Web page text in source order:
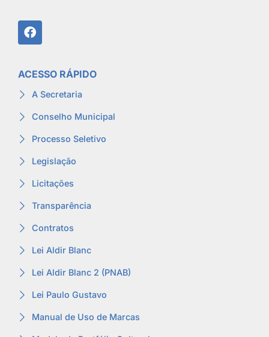
ACESSO RÁPIDO
A Secretaria
Conselho Municipal
Processo Seletivo
Legislação
Licitações
Transparência
Contratos
Lei Aldir Blanc
Lei Aldir Blanc 2 (PNAB)
Lei Paulo Gustavo
Manual de Uso de Marcas